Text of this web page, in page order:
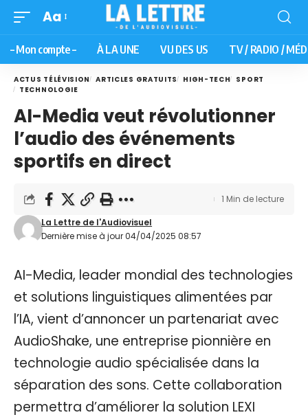
Aa
– Mon compte – À LA UNE VU DES US TV / RADIO /
ACTUS TÉLÉVISION ARTICLES GRATUITS HIGH-TECH SPORT
TECHNOLOGIE
AI-Media veut révolutionner
l’audio des événements
sportifs en direct
Dernière mise à jour 04/04/2025 08:57
La Lettre de l'Audiovisuel
1 Min de lecture
AI-Media, leader mondial des technologies
et solutions linguistiques alimentées par
l’IA, vient d’annoncer un partenariat avec
AudioShake, une entreprise pionnière en
technologie audio spécialisée dans la
séparation des sons. Cette collaboration
permettra d’améliorer la solution LEXI